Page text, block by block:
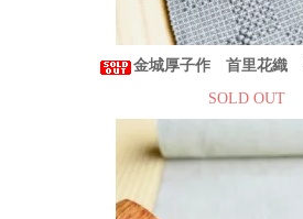
金城厚子作 首里花織
SOLD OUT